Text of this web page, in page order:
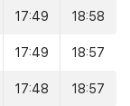
17:49 18:58
17:49 18:57
17:48 18:57